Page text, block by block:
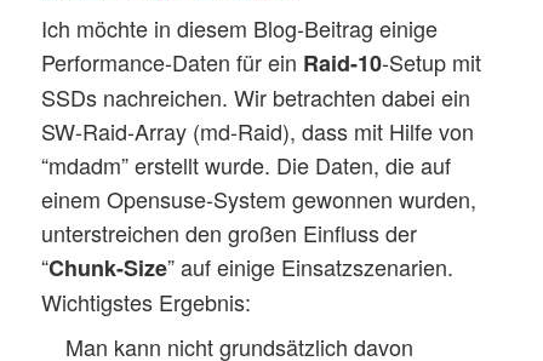
Ich möchte in diesem Blog-Beitrag einige
Performance-Daten für ein Raid-10-Setup mit
SSDs nachreichen. Wir betrachten dabei ein
SW-Raid-Array (md-Raid), dass mit Hilfe von
“mdadm” erstellt wurde. Die Daten, die auf
einem Opensuse-System gewonnen wurden,
unterstreichen den großen Einfluss der
“Chunk-Size” auf einige Einsatzszenarien.
Wichtigstes Ergebnis:
Man kann nicht grundsätzlich davon